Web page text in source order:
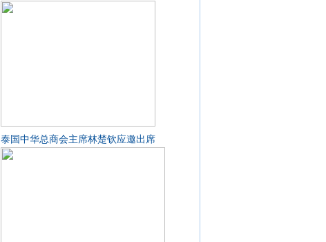
泰国中华总商会主席林楚钦应邀出席